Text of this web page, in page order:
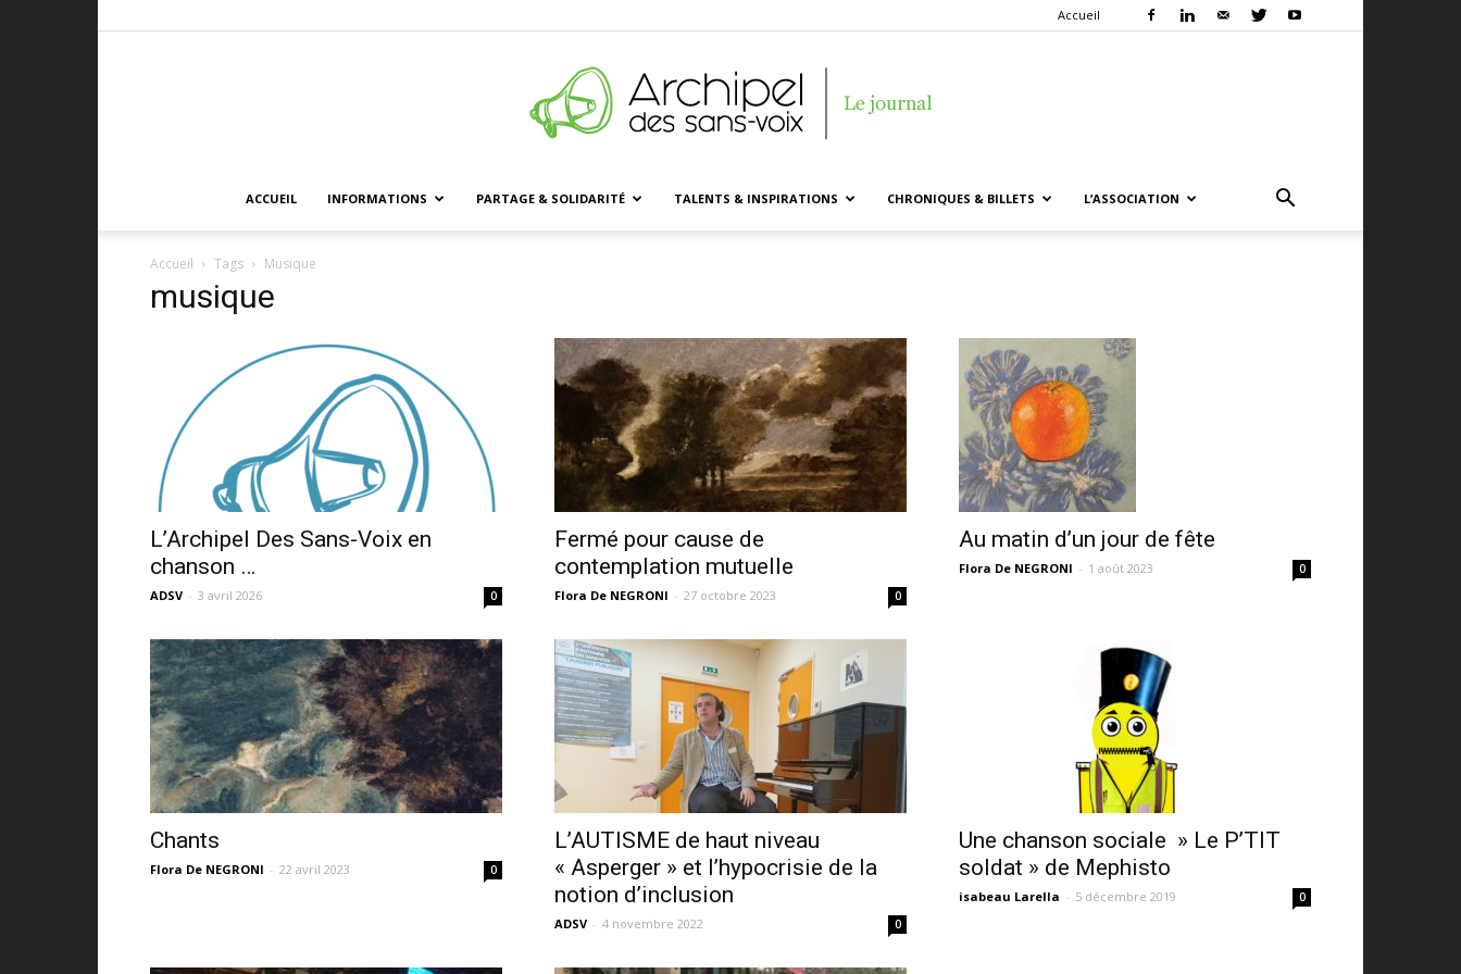
Accueil
des
sans-
ACCUEIL INFORMATIONS PARTAGE & SOLIDARITÉ TALENTS & INSPIRATIONS CHRONIQUES & BILLETS L’ASSOCIATION
Accueil Tags Musique
musique
L’Archipel Des Sans-Voix en
chanson …
ADSV - 3 avril 2026 0
Fermé pour cause de
contemplation mutuelle
Flora De NEGRONI - 27 octobre 2023 0
Au matin d’un jour de fête
Flora De NEGRONI - 1 août 2023 0
Chants
Flora De NEGRONI - 22 avril 2023 0
L’AUTISME de haut niveau
« Asperger » et l’hypocrisie de la
notion d’inclusion
ADSV - 4 novembre 2022 0
Une chanson sociale » Le P’TIT
soldat » de Mephisto
isabeau Larella - 5 décembre 2019 0